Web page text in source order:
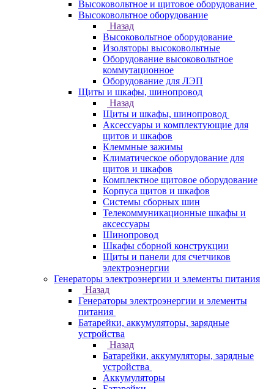
Высоковольтное и щитовое оборудование
Высоковольтное оборудование
Назад
Высоковольтное оборудование
Изоляторы высоковольтные
Оборудование высоковольтное
коммутационное
Оборудование для ЛЭП
Щиты и шкафы, шинопровод
Назад
Щиты и шкафы, шинопровод
Аксессуары и комплектующие для
щитов и шкафов
Клеммные зажимы
Климатическое оборудование для
щитов и шкафов
Комплектное щитовое оборудование
Корпуса щитов и шкафов
Системы сборных шин
Телекоммуникационные шкафы и
аксессуары
Шинопровод
Шкафы сборной конструкции
Щиты и панели для счетчиков
электроэнергии
Генераторы электроэнергии и элементы питания
Назад
Генераторы электроэнергии и элементы
питания
Батарейки, аккумуляторы, зарядные
устройства
Назад
Батарейки, аккумуляторы, зарядные
устройства
Аккумуляторы